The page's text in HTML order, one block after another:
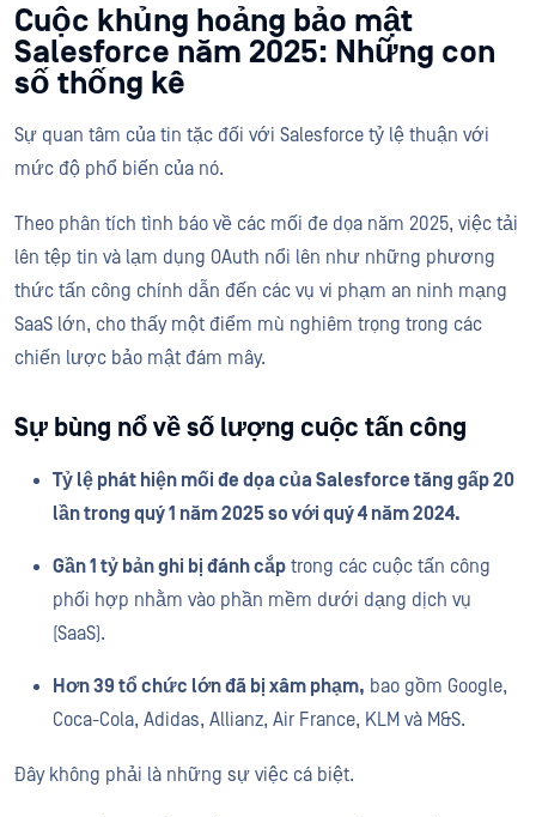
Cuộc khủng hoảng bảo mật
Salesforce năm 2025: Những con
số thống kê
Sự quan tâm của tin tặc đối với Salesforce tỷ lệ thuận với
mức độ phổ biến của nó.
Theo phân tích tình báo về các mối đe dọa năm 2025, việc tải
lên tệp tin và lạm dụng OAuth nổi lên như những phương
thức tấn công chính dẫn đến các vụ vi phạm an ninh mạng
SaaS lớn, cho thấy một điểm mù nghiêm trọng trong các
chiến lược bảo mật đám mây.
Sự bùng nổ về số lượng cuộc tấn công
Tỷ lệ phát hiện mối đe dọa của Salesforce tăng gấp 20
lần trong quý 1 năm 2025 so với quý 4 năm 2024.
Gần 1 tỷ bản ghi bị đánh cắp trong các cuộc tấn công
phối hợp nhằm vào phần mềm dưới dạng dịch vụ
(SaaS).
Hơn 39 tổ chức lớn đã bị xâm phạm, bao gồm Google,
Coca-Cola, Adidas, Allianz, Air France, KLM và M&S.
Đây không phải là những sự việc cá biệt.